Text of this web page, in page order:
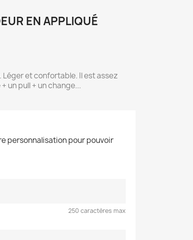
EN APPLIQUÉ
et confortable. Il est assez
un pull + un change...
personnalisation pour pouvoir
250 caractères max